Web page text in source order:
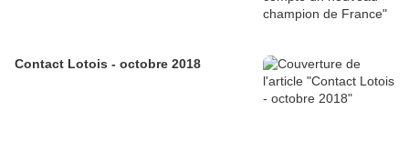
Contact Lotois - octobre 2018